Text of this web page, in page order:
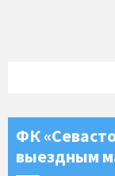
ФК
выездным